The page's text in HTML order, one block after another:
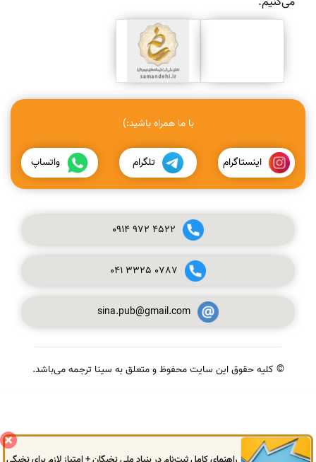
با ما همراه باشید:)
اینستاگرام تلگرام واتساپ
0914972 4522
041 3325 0787
sina.pub@gmail.com
© کلیه حقوق این سایت محفوظ و متعلق به سینا ترجمه می‌باشد.
گفتگوی آنلاین